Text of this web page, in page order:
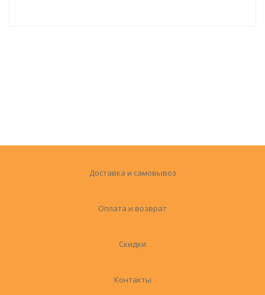
Доставка и самовывоз
Оплата и возврат
Скидки
Контакты